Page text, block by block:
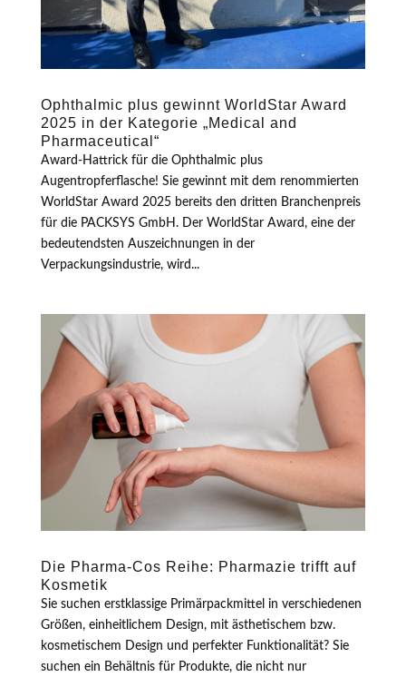
Ophthalmic plus gewinnt WorldStar Award
2025 in der Kategorie „Medical and
Pharmaceutical“
Award-Hattrick für die Ophthalmic plus
Augentropferflasche! Sie gewinnt mit dem renommierten
WorldStar Award 2025 bereits den dritten Branchenpreis
für die PACKSYS GmbH. Der WorldStar Award, eine der
bedeutendsten Auszeichnungen in der
Verpackungsindustrie, wird...
Die Pharma-Cos Reihe: Pharmazie trifft auf
Kosmetik
Sie suchen erstklassige Primärpackmittel in verschiedenen
Größen, einheitlichem Design, mit ästhetischem bzw.
kosmetischem Design und perfekter Funktionalität? Sie
suchen ein Behältnis für Produkte, die nicht nur